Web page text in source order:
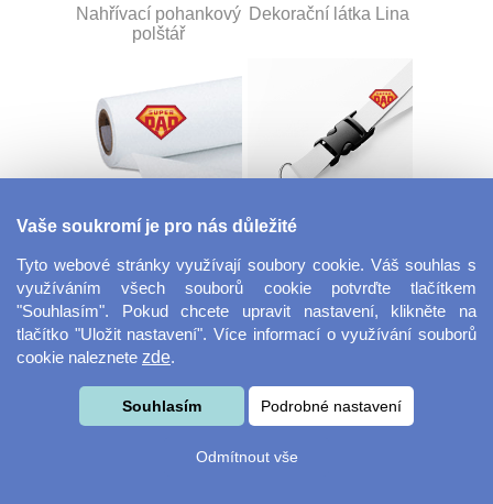
Nahřívací pohankový
polštář
Dekorační látka Lina
Miranda
přezkou
Vaše soukromí je pro nás důležité
Tyto webové stránky využívají soubory cookie. Váš souhlas s
využíváním všech souborů cookie potvrďte tlačítkem
"Souhlasím". Pokud chcete upravit nastavení, klikněte na
tlačítko "Uložit nastavení". Více informací o využívání souborů
cookie naleznete zde.
Souhlasím Podrobné nastavení
Odmítnout vše